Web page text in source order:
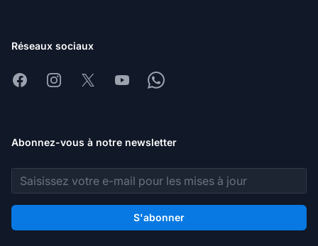
Réseaux sociaux
FacebookInstagram
X YoutubeWhatsapp
Abonnez-vous à notre newsletter
Adresse e-mail
S'abonner